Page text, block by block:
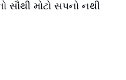
સૌથી મોટો સપનો નથી